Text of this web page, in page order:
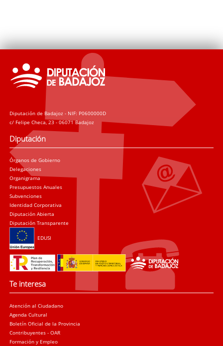
Diputación de Badajoz - NIF: P0600000D
c/ Felipe Checa, 23 - 06071 Badajoz
Diputación
Órganos de Gobierno
Delegaciones
Organigrama
Presupuestos Anuales
Subvenciones
Identidad Corporativa
Diputación Abierta
Diputación Transparente
EDUSI
Te interesa
Atención al Ciudadano
Agenda Cultural
Boletín Oficial de la Provincia
Contribuyentes - OAR
Formación y Empleo